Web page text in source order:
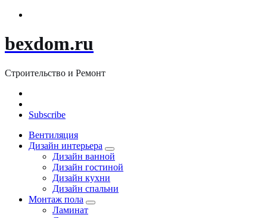
bexdom.ru
Строительство и Ремонт
Subscribe
Вентиляция
Дизайн интерьера
Дизайн ванной
Дизайн гостиной
Дизайн кухни
Дизайн спальни
Монтаж пола
Ламинат